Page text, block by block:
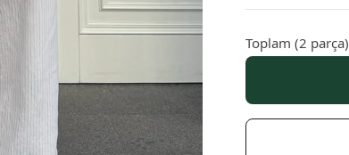
Toplam (2 parça)